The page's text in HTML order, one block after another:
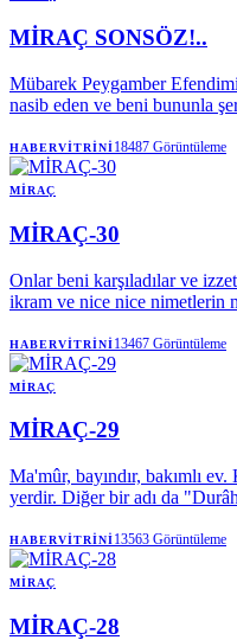
MİRAÇ SONSÖZ!..
Mübarek Peygamber
nasib eden ve beni bununla
HABERVITRINI18487 Görüntüleme
MIRAÇ
MİRAÇ-30
Onlar beni karşıladılar ve
ikram ve nice nice nimetlerin
HABERVITRINI13467 Görüntüleme
MIRAÇ
MİRAÇ-29
Ma'mûr, bayındır, bakımlı
yerdir. Diğer bir adı da
HABERVITRINI13563 Görüntüleme
MIRAÇ
MİRAÇ-28